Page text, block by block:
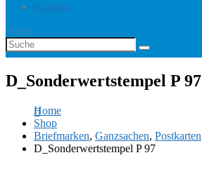
Kontakt
Suche
D_Sonderwertstempel P 97
Home
Shop
Briefmarken, Ganzsachen, Postkarten
D_Sonderwertstempel P 97